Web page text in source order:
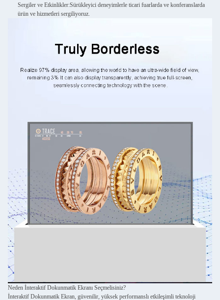
Sergiler ve Etkinlikler:Sürükleyici deneyimlerle ticari fuarlarda ve konferanslarda
ürün ve hizmetleri sergiliyoruz.
Neden İnteraktif Dokunmatik Ekranı Seçmelisiniz?
İnteraktif Dokunmatik Ekran, güvenilir, yüksek performanslı etkileşimli teknoloji